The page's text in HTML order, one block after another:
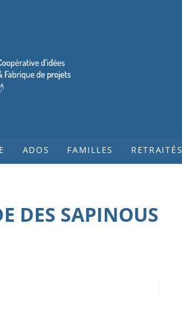
ADOS FAMILLES RETRAITÉS
DES SAPINOUS